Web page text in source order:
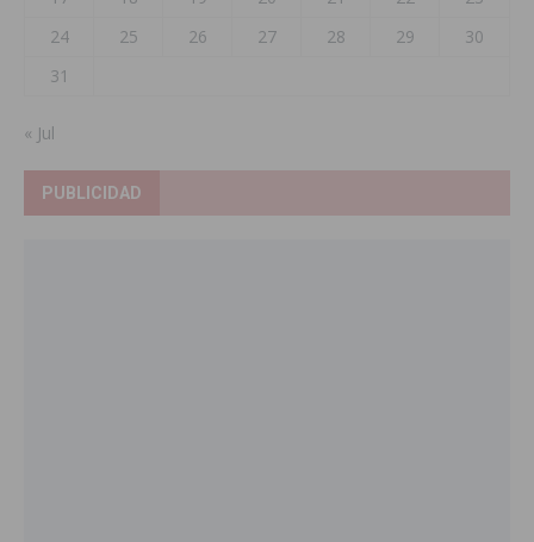
24
25 26 27 28 29
30
31
« Jul
PUBLICIDAD